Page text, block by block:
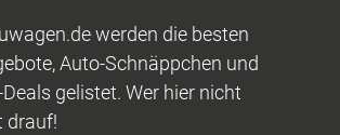
werden die besten
Auto-Schnäppchen und
gelistet. Wer hier nicht
drauf!